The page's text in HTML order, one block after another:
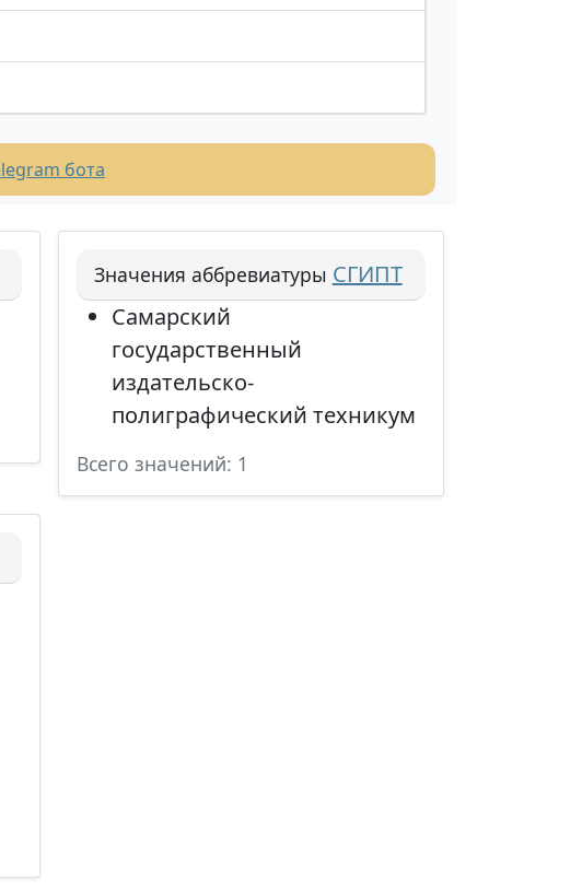
бота
Значения аббревиатуры СГИПТ
Самарский
государственный
издательско-
полиграфический техникум
Всего значений: 1